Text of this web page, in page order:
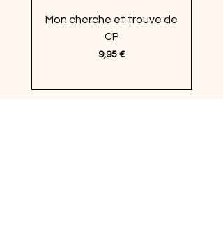
Mon cherche et trouve de
CP
Prix
9,95 €